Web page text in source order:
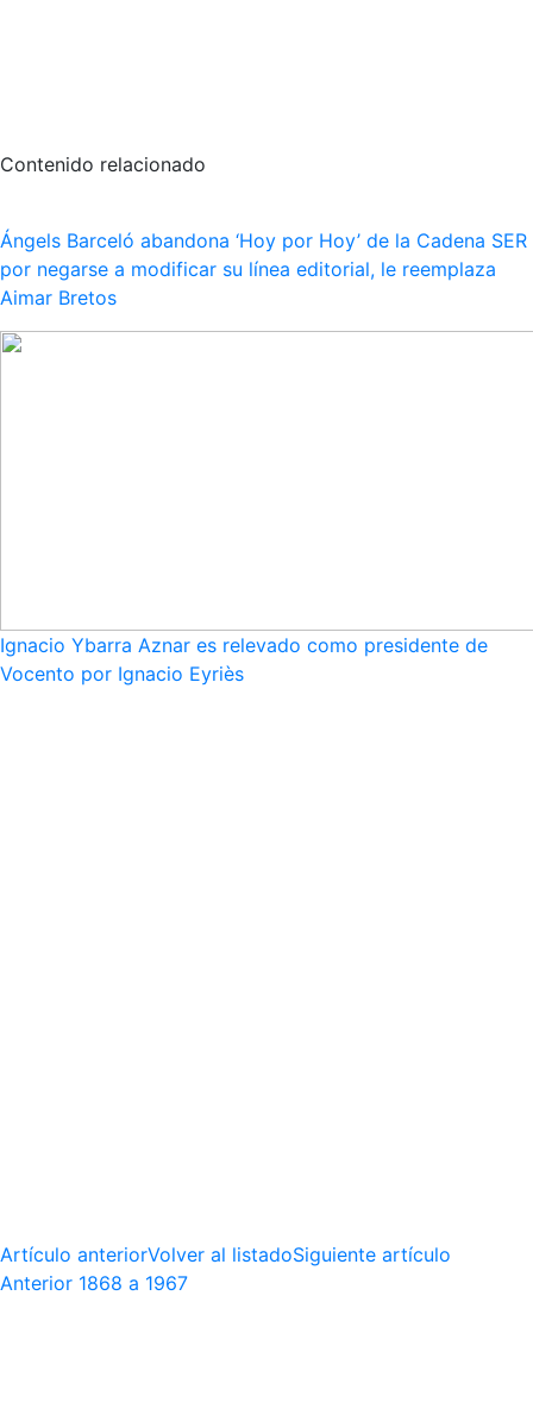
Contenido relacionado
Ángels Barceló abandona ‘Hoy por Hoy’ de la Cadena SER
por negarse a modificar su línea editorial, le reemplaza
Aimar Bretos
Ignacio Ybarra Aznar es relevado como presidente de
Vocento por Ignacio Eyriès
Artículo anteriorVolver al listadoSiguiente artículo
Anterior 1868 a 1967